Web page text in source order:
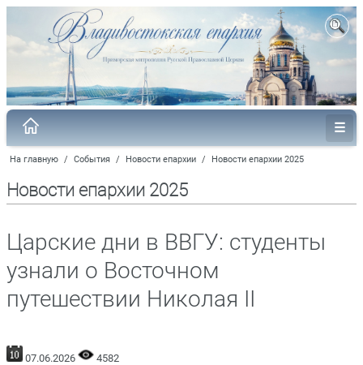
На главную / События / Новости епархии / Новости епархии 2025
Новости епархии 2025
Царские дни в ВВГУ: студенты
узнали о Восточном
путешествии Николая II
07.06.2026 4582